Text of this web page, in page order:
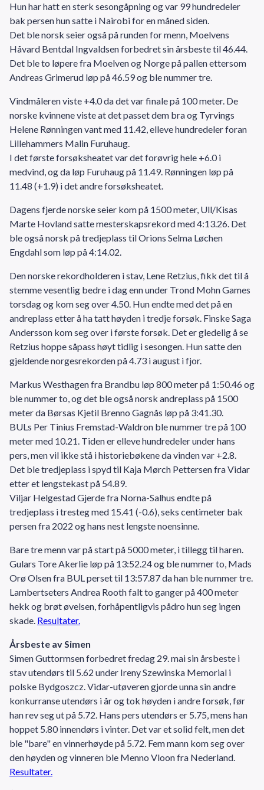
Hun har hatt en sterk sesongåpning og var 99 hundredeler
bak persen hun satte i Nairobi for en måned siden.
Det ble norsk seier også på runden for menn, Moelvens
Håvard Bentdal Ingvaldsen forbedret sin årsbeste til 46.44.
Det ble to løpere fra Moelven og Norge på pallen ettersom
Andreas Grimerud løp på 46.59 og ble nummer tre.
Vindmåleren viste +4.0 da det var finale på 100 meter. De
norske kvinnene viste at det passet dem bra og Tyrvings
Helene Rønningen vant med 11.42, elleve hundredeler foran
Lillehammers Malin Furuhaug.
I det første forsøksheatet var det forøvrig hele +6.0 i
medvind, og da løp Furuhaug på 11.49. Rønningen løp på
11.48 (+1.9) i det andre forsøksheatet.
Dagens fjerde norske seier kom på 1500 meter, Ull/Kisas
Marte Hovland satte mesterskapsrekord med 4:13.26. Det
ble også norsk på tredjeplass til Orions Selma Løchen
Engdahl som løp på 4:14.02.
Den norske rekordholderen i stav, Lene Retzius, fikk det til å
stemme vesentlig bedre i dag enn under Trond Mohn Games
torsdag og kom seg over 4.50. Hun endte med det på en
andreplass etter å ha tatt høyden i tredje forsøk. Finske Saga
Andersson kom seg over i første forsøk. Det er gledelig å se
Retzius hoppe såpass høyt tidlig i sesongen. Hun satte den
gjeldende norgesrekorden på 4.73 i august i fjor.
Markus Westhagen fra Brandbu løp 800 meter på 1:50.46 og
ble nummer to, og det ble også norsk andreplass på 1500
meter da Børsas Kjetil Brenno Gagnås løp på 3:41.30.
BULs Per Tinius Fremstad-Waldron ble nummer tre på 100
meter med 10.21. Tiden er elleve hundredeler under hans
pers, men vil ikke stå i historiebøkene da vinden var +2.8.
Det ble tredjeplass i spyd til Kaja Mørch Pettersen fra Vidar
etter et lengstekast på 54.89.
Viljar Helgestad Gjerde fra Norna-Salhus endte på
tredjeplass i tresteg med 15.41 (-0.6), seks centimeter bak
persen fra 2022 og hans nest lengste noensinne.
Bare tre menn var på start på 5000 meter, i tillegg til haren.
Gulars Tore Akerlie løp på 13:52.24 og ble nummer to, Mads
Orø Olsen fra BUL perset til 13:57.87 da han ble nummer tre.
Lambertseters Andrea Rooth falt to ganger på 400 meter
hekk og brøt øvelsen, forhåpentligvis pådro hun seg ingen
skade. Resultater.
Årsbeste av Simen
Simen Guttormsen forbedret fredag 29. mai sin årsbeste i
stav utendørs til 5.62 under Ireny Szewinska Memorial i
polske Bydgoszcz. Vidar-utøveren gjorde unna sin andre
konkurranse utendørs i år og tok høyden i andre forsøk, før
han rev seg ut på 5.72. Hans pers utendørs er 5.75, mens han
hoppet 5.80 innendørs i vinter. Det var et solid felt, men det
ble "bare" en vinnerhøyde på 5.72. Fem mann kom seg over
den høyden og vinneren ble Menno Vloon fra Nederland.
Resultater.